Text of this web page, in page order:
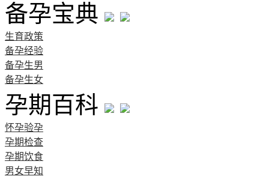
备孕宝典
生育政策
备孕经验
备孕生男
备孕生女
孕期百科
怀孕验孕
孕期检查
孕期饮食
男女早知